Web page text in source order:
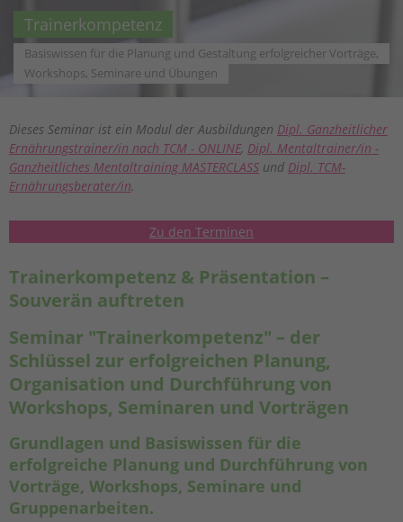
Trainerkompetenz
Basiswissen für die Planung und Gestaltung erfolgreicher Vorträge,
Workshops, Seminare und Übungen
Dieses Seminar ist ein Modul der Ausbildungen Dipl. Ganzheitlicher
Ernährungstrainer/in nach TCM - ONLINE, Dipl. Mentaltrainer/in -
Ganzheitliches Mentaltraining MASTERCLASS und Dipl. TCM-
Ernährungsberater/in.
Zu den Terminen
Trainerkompetenz & Präsentation –
Souverän auftreten
Seminar "Trainerkompetenz" – der
Schlüssel zur erfolgreichen Planung,
Organisation und Durchführung von
Workshops, Seminaren und Vorträgen
Grundlagen und Basiswissen für die
erfolgreiche Planung und Durchführung von
Vorträge, Workshops, Seminare und
Gruppenarbeiten.